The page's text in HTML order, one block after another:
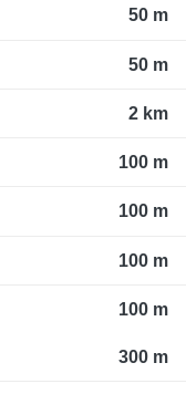
50 m
50 m
2 km
100 m
100 m
100 m
100 m
300 m